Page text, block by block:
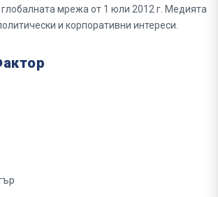
мрежа от 1 юли 2012 г. Медията
и корпоративни интереси.